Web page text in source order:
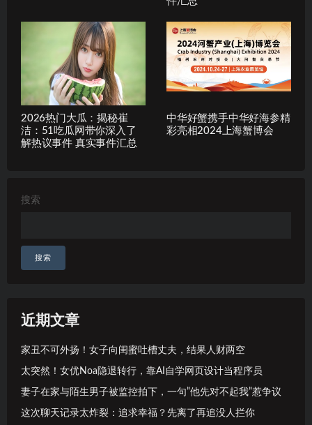
2026热门大瓜：揭秘崔
洁：51吃瓜网带你深入了
解热议事件 真实事件汇总
中华好蟹携手中华好海参精
彩亮相2024上海蟹博会
搜索
搜索
近期文章
家丑不可外扬！女子向闺蜜吐槽丈夫，结果人财两空
太突然！女优Noa隐退转行，靠AI自学网页设计当程序员
妻子在家与陌生男子被监控拍下，一句”他先对不起我”惹争议
这次聊天记录太炸裂：追求幸福？先离了再追没人拦你